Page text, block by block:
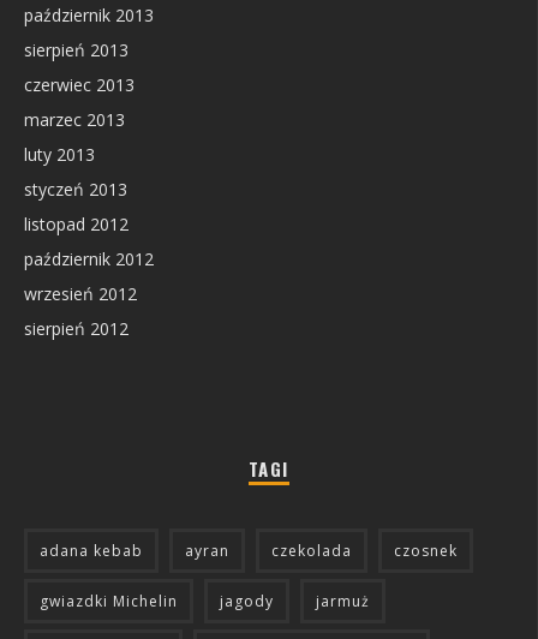
październik 2013
sierpień 2013
czerwiec 2013
marzec 2013
luty 2013
styczeń 2013
listopad 2012
październik 2012
wrzesień 2012
sierpień 2012
TAGI
adana kebab ayran czekolada czosnek
gwiazdki Michelin jagody jarmuż